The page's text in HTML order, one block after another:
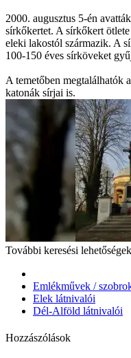
2000. augusztus 5-én
sírkőkertet. A sírkőkert
eleki lakostól származik. A
100-150 éves sírköveket
A temetőben megtalálhatók
katonák sírjai is.
További keresési lehetőségek
Emlékművek /
Elek látnivalói
Dél-Alföld látnivalói
Hozzászólások